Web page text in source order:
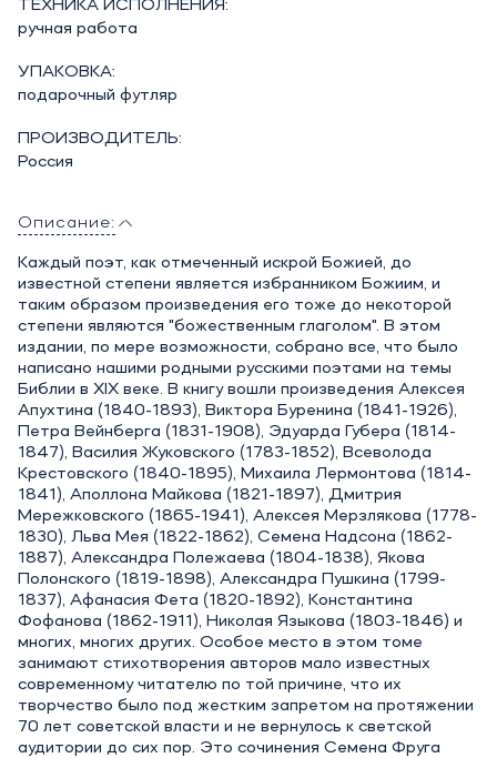
ТЕХНИКА ИСПОЛНЕНИЯ:
ручная работа
УПАКОВКА:
подарочный футляр
ПРОИЗВОДИТЕЛЬ:
Россия
Описание:
Каждый поэт, как отмеченный искрой Божией, до
известной степени является избранником Божиим, и
таким образом произведения его тоже до некоторой
степени являются "божественным глаголом". В этом
издании, по мере возможности, собрано все, что было
написано нашими родными русскими поэтами на темы
Библии в XIX веке. В книгу вошли произведения Алексея
Апухтина (1840-1893), Виктора Буренина (1841-1926),
Петра Вейнберга (1831-1908), Эдуарда Губера (1814-
1847), Василия Жуковского (1783-1852), Всеволода
Крестовского (1840-1895), Михаила Лермонтова (1814-
1841), Аполлона Майкова (1821-1897), Дмитрия
Мережковского (1865-1941), Алексея Мерзлякова (1778-
1830), Льва Мея (1822-1862), Семена Надсона (1862-
1887), Александра Полежаева (1804-1838), Якова
Полонского (1819-1898), Александра Пушкина (1799-
1837), Афанасия Фета (1820-1892), Константина
Фофанова (1862-1911), Николая Языкова (1803-1846) и
многих, многих других. Особое место в этом томе
занимают стихотворения авторов мало известных
современному читателю по той причине, что их
творчество было под жестким запретом на протяжении
70 лет советской власти и не вернулось к светской
аудитории до сих пор. Это сочинения Семена Фруга